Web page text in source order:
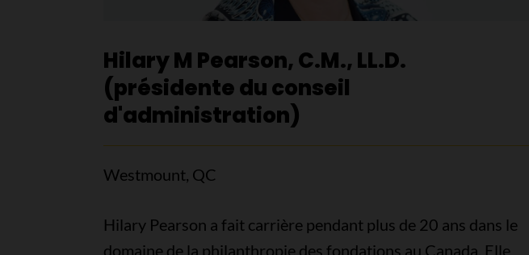
Hilary M Pearson, C.M., LL.D.
(présidente du conseil
d'administration)
Westmount, QC
Hilary Pearson a fait carrière pendant plus de 20 ans dans le
domaine de la philanthropie des fondations au Canada. Elle